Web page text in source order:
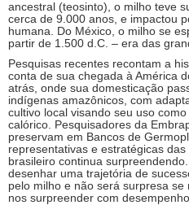
ancestral (teosinto), o milho teve
cerca de 9.000 anos, e impactou
humana. Do México, o milho se
partir de 1.500 d.C. – era das
Pesquisas recentes recontam a
conta de sua chegada à América
atrás, onde sua domesticação
indígenas amazônicos, com
cultivo local visando seu uso
calórico. Pesquisadores da
preservam em Bancos de
representativas e estratégicas
brasileiro continua
desenhar uma trajetória de
pelo milho e não será surpresa
nos surpreender com